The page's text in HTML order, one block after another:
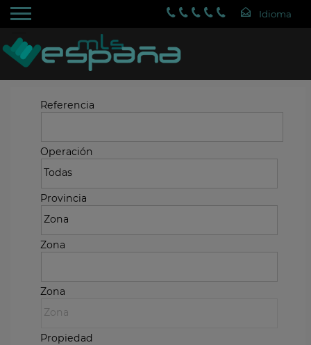
Referencia
Operación
Provincia
Zona
Zona
Propiedad